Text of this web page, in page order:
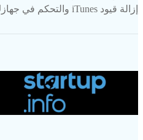
إزالة قيود iTunes والتحكم في جهازك بسهولة.